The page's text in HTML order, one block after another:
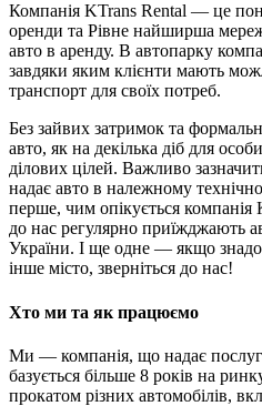
Компанія KTrans Rental — це
оренди та Рівне найширша
авто в аренду. В автопарку
завдяки яким клієнти мають
транспорт для своїх потреб.
Без зайвих затримок та
авто, як на декілька діб для
ділових цілей. Важливо
надає авто в належному
перше, чим опікується компанія
до нас регулярно приїжджають
України. І ще одне — якщо
інше місто, зверніться до нас!
Хто ми та як працюємо
Ми — компанія, що надає
базується більше 8 років на
прокатом різних автомобілів,